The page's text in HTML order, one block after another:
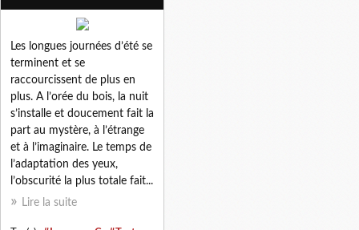
Les longues journées d’été se
terminent et se
raccourcissent de plus en
plus. A l’orée du bois, la nuit
s’installe et doucement fait la
part au mystère, à l’étrange
et à l’imaginaire. Le temps de
l’adaptation des yeux,
l’obscurité la plus totale fait...
Lire la suite